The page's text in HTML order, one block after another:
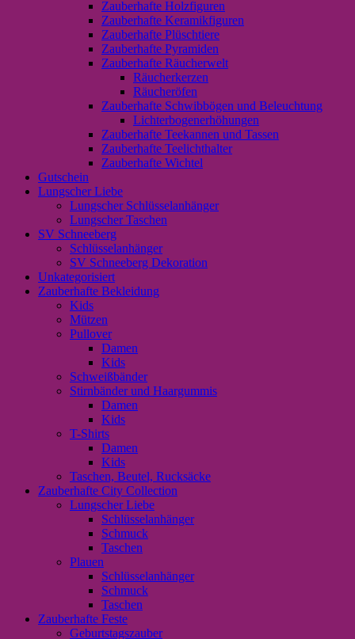
Zauberhafte Holzfiguren
Zauberhafte Keramikfiguren
Zauberhafte Plüschtiere
Zauberhafte Pyramiden
Zauberhafte Räucherwelt
Räucherkerzen
Räucheröfen
Zauberhafte Schwibbögen und Beleuchtung
Lichterbogenerhöhungen
Zauberhafte Teekannen und Tassen
Zauberhafte Teelichthalter
Zauberhafte Wichtel
Gutschein
Lungscher Liebe
Lungscher Schlüsselanhänger
Lungscher Taschen
SV Schneeberg
Schlüsselanhänger
SV Schneeberg Dekoration
Unkategorisiert
Zauberhafte Bekleidung
Kids
Mützen
Pullover
Damen
Kids
Schweißbänder
Stirnbänder und Haargummis
Damen
Kids
T-Shirts
Damen
Kids
Taschen, Beutel, Rucksäcke
Zauberhafte City Collection
Lungscher Liebe
Schlüsselanhänger
Schmuck
Taschen
Plauen
Schlüsselanhänger
Schmuck
Taschen
Zauberhafte Feste
Geburtstagszauber